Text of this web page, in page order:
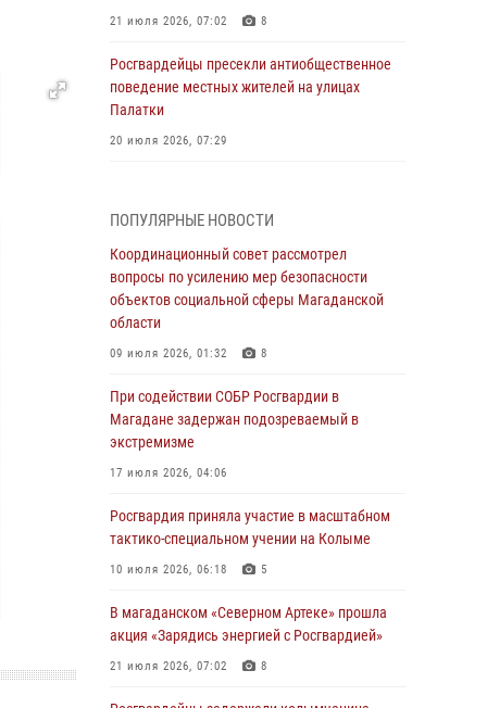
21 июля 2026, 07:02 8
Росгвардейцы пресекли антиобщественное
поведение местных жителей на улицах
Палатки
20 июля 2026, 07:29
подшефных кадет с победой в «Зарнице 2.0»
20 июля 2026, 04:02 8
При содействии СОБР Росгвардии в
Магадане задержан подозреваемый в
экстремизме
«Каникулы с Росгвардией» продолжаются на
Колыме
16 июля 2026, 03:27
Начальник Главного штаба – первый
заместитель директора Росгвардии Герой
России генерал-полковник Сергей Бойко
профессиональным праздником
15 июля 2026, 06:21
ПОПУЛЯРНЫЕ НОВОСТИ
Координационный совет рассмотрел
вопросы по усилению мер безопасности
объектов социальной сферы Магаданской
области
09 июля 2026, 01:32 8
При содействии СОБР Росгвардии в
Магадане задержан подозреваемый в
экстремизме
17 июля 2026, 04:06
Росгвардия приняла участие в масштабном
тактико-специальном учении на Колыме
10 июля 2026, 06:18 5
В магаданском «Северном Артеке» прошла
акция «Зарядись энергией с Росгвардией»
21 июля 2026, 07:02 8